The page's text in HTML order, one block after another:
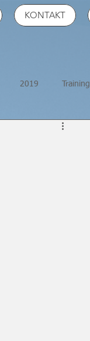
KONTAKT
2019 Training